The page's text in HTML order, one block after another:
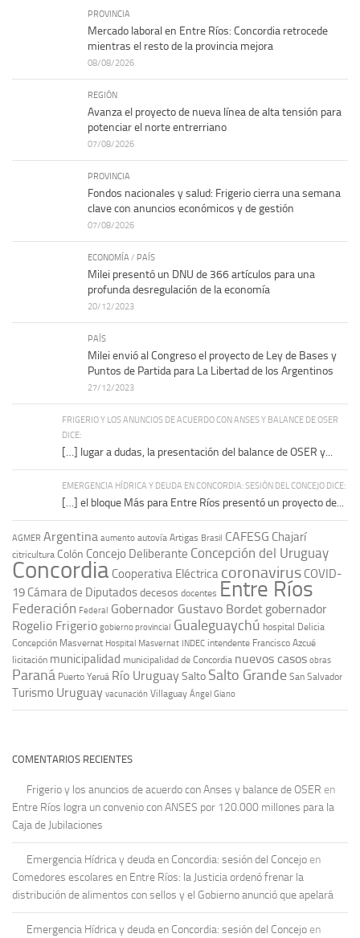
PROVINCIA
Mercado laboral en Entre Ríos: Concordia retrocede
mientras el resto de la provincia mejora
08/08/2026
REGIÓN
Avanza el proyecto de nueva línea de alta tensión para
potenciar el norte entrerriano
07/08/2026
PROVINCIA
Fondos nacionales y salud: Frigerio cierra una semana
clave con anuncios económicos y de gestión
07/08/2026
ECONOMÍA / PAÍS
Milei presentó un DNU de 366 artículos para una
profunda desregulación de la economía
20/12/2023
PAÍS
Milei envió al Congreso el proyecto de Ley de Bases y
Puntos de Partida para La Libertad de los Argentinos
27/12/2023
FRIGERIO Y LOS ANUNCIOS DE ACUERDO CON ANSES Y BALANCE DE OSER
DICE:
[…] lugar a dudas, la presentación del balance de OSER y...
EMERGENCIA HÍDRICA Y DEUDA EN CONCORDIA: SESIÓN DEL CONCEJO DICE:
[…] el bloque Más para Entre Ríos presentó un proyecto de...
AGMER Argentina aumento autovía Artigas Brasil CAFESG Chajarí
citricultura Colón Concejo Deliberante Concepción del Uruguay
Concordia Cooperativa Eléctrica coronavirus COVID-
19 Cámara de Diputadosdecesos docentes Entre Ríos
Federación Federal Gobernador Gustavo Bordet gobernador
Rogelio Frigerio gobierno provincial Gualeguaychú hospital Delicia
Concepción Masvernat Hospital Masvernat INDEC intendente Francisco Azcué
licitación municipalidad municipalidad de Concordia nuevos casos obras
Paraná Puerto Yeruá Río UruguaySalto Salto Grande San Salvador
Turismo Uruguay vacunación Villaguay Ángel Giano
COMENTARIOS RECIENTES
Frigerio y los anuncios de acuerdo con Anses y balance de OSER en
Entre Ríos logra un convenio con ANSES por 120.000 millones para la
Caja de Jubilaciones
Emergencia Hídrica y deuda en Concordia: sesión del Concejo en
Comedores escolares en Entre Ríos: la Justicia ordenó frenar la
distribución de alimentos con sellos y el Gobierno anunció que apelará
Emergencia Hídrica y deuda en Concordia: sesión del Concejo en